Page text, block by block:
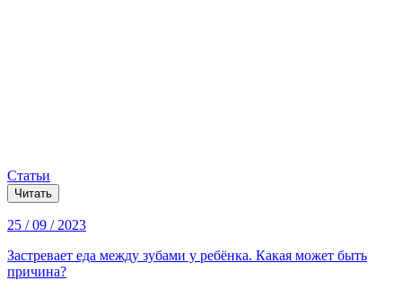
Статьи
Читать
25 / 09 / 2023
Застревает еда между зубами у ребёнка. Какая может быть
причина?